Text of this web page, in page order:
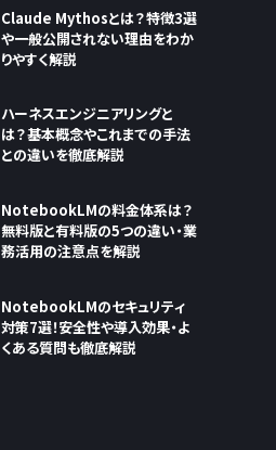
Claude Mythosとは？特徴3選
や一般公開されない理由をわか
りやすく解説
ハーネスエンジニアリングと
は？基本概念やこれまでの手法
との違いを徹底解説
NotebookLMの料金体系は？
無料版と有料版の5つの違い・業
務活用の注意点を解説
NotebookLMのセキュリティ
対策7選！安全性や導入効果・よ
くある質問も徹底解説